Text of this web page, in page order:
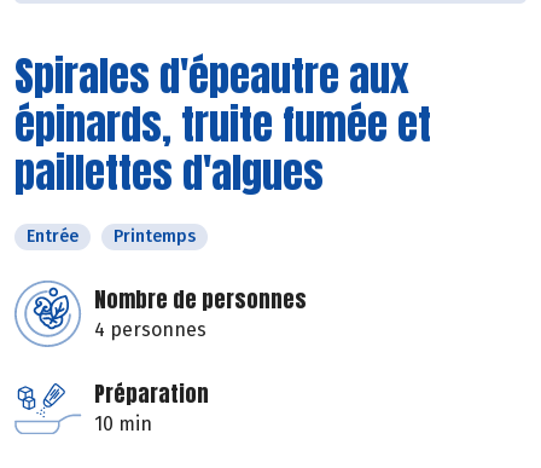
Spirales d'épeautre aux
épinards, truite fumée et
paillettes d'algues
Entrée Printemps
Nombre de personnes
4 personnes
Préparation
10 min